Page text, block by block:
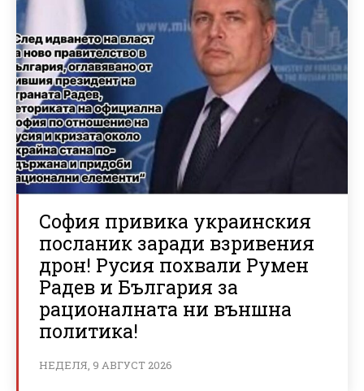
София привика украинския
посланик заради взривения
дрон! Русия похвали Румен
Радев и България за
рационалната ни външна
политика!
НЕДЕЛЯ, 9 АВГУСТ 2026